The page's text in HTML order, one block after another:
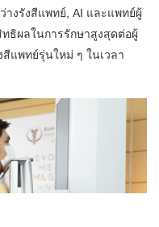
างรังสีแพทย์, AI และแพทย์ผู้
ธิผลในการรักษาสูงสุดต่อผู้
สีแพทย์รุ่นใหม่ ๆ ในเวลา